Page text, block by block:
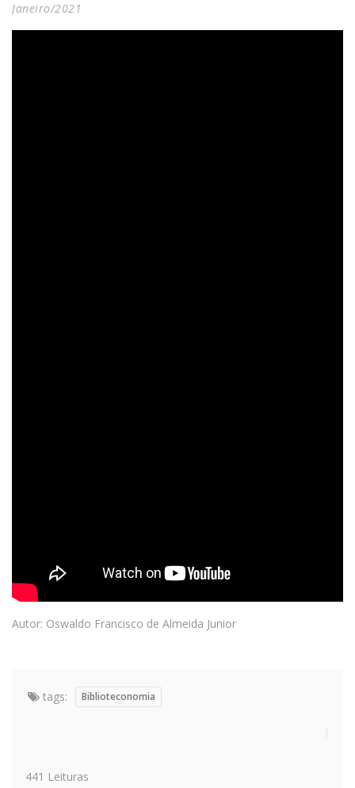
Janeiro/2021
Autor: Oswaldo Francisco de Almeida Junior
tags: Biblioteconomia
441 Leituras